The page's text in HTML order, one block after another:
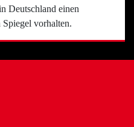
Deutschland einen
vorhalten.